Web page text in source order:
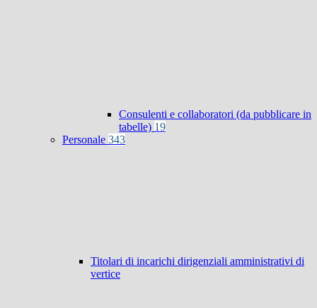
Consulenti e collaboratori (da pubblicare in
tabelle) 19
Personale 343
Titolari di incarichi dirigenziali amministrativi di
vertice